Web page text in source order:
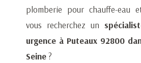
plomberie pour chauffe-eau
vous recherchez un
urgence à Puteaux 92800
Seine?